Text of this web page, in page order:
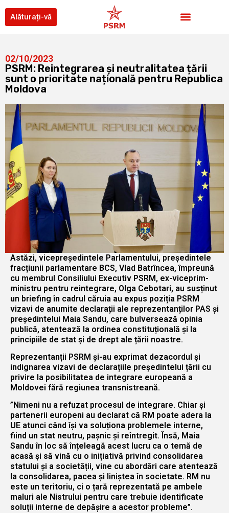
Alăturați-vă
02/10/2023
PSRM: Reintegrarea și neutralitatea țării
sunt o prioritate națională pentru Republica
Moldova
Astăzi, vicepreședintele Parlamentului, președintele
fracțiunii parlamentare BCS, Vlad Batrîncea, împreună
cu membrul Consiliului Executiv PSRM, ex-viceprim-
ministru pentru reintegrare, Olga Cebotari, au susținut
un briefing în cadrul căruia au expus poziția PSRM
vizavi de anumite declarații ale reprezentanților PAS și
președintelui Maia Sandu, care bulversează opinia
publică, atentează la ordinea constituțională și la
principiile de stat și de drept ale țării noastre.
Reprezentanții PSRM și-au exprimat dezacordul și
indignarea vizavi de declarațiile președintelui țării cu
privire la posibilitatea de integrare europeană a
Moldovei fără regiunea transnistreană.
”Nimeni nu a refuzat procesul de integrare. Chiar și
partenerii europeni au declarat că RM poate adera la
UE atunci când își va soluționa problemele interne,
fiind un stat neutru, pașnic și reîntregit. Însă, Maia
Sandu în loc să înțeleagă acest lucru ca o temă de
acasă și să vină cu o inițiativă privind consolidarea
statului și a societății, vine cu abordări care atentează
la consolidarea, pacea și liniștea în societate. RM nu
este un teritoriu, ci o țară reprezentată pe ambele
maluri ale Nistrului pentru care trebuie identificate
soluții interne de depășire a acestor probleme”.